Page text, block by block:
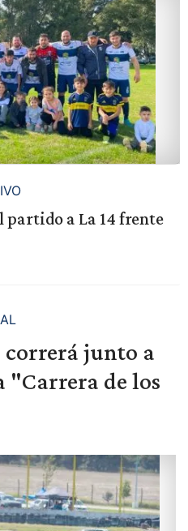
partido a La 14 frente
correrá junto a
"Carrera de los